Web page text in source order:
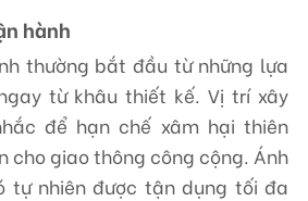
hành
thường bắt đầu từ những lựa
từ khâu thiết kế. Vị trí xây
để hạn chế xâm hại thiên
cho giao thông công cộng. Ánh
tự nhiên được tận dụng tối đa